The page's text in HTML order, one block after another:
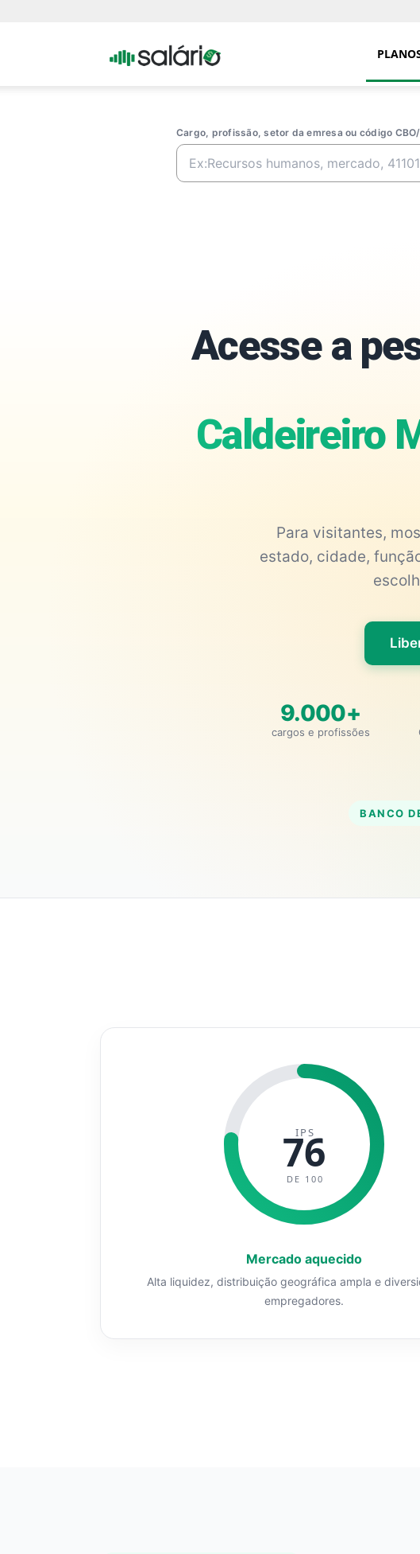
Portal
Cargo, profissão, setor da emresa ou código
Acesse a
Caldeireiro
Para visitantes,
estado, cidade,
9.000+
cargos e profissões
BANCO
IPS
76
DE 100
Mercado aquecido
Alta liquidez, distribuição geográfica ampla e
empregadores.